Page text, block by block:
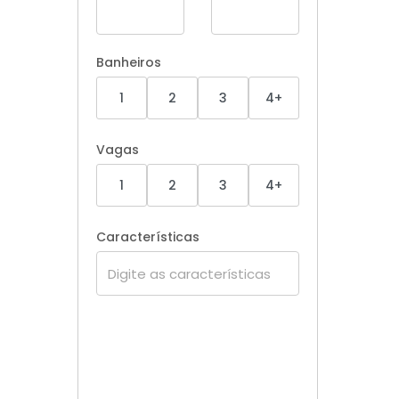
Banheiros
1
2 3 4+
Vagas
1
2 3 4+
Características